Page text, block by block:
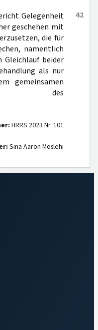
42
Gelegenheit
geschehen mit
die für
namentlich
beider
als nur
gemeinsamen
des
HRRS 2023 Nr. 101
Sina Aaron Moslehi